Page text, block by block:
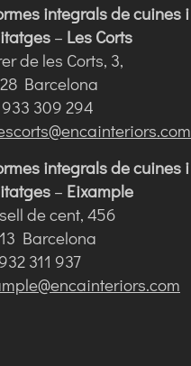
integrals de cuines i
– Les Corts
de les Corts, 3,
Barcelona
933 309 294
integrals de cuines i
– Eixample
de cent, 456
Barcelona
311 937